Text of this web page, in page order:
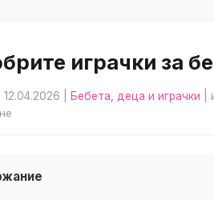
играчки за
Бебета, деца и играчки |